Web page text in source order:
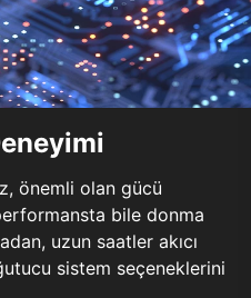
önemli olan gücü
bile donma
uzun saatler akıcı
sistem seçeneklerini